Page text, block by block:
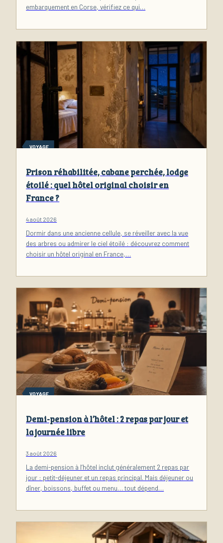
embarquement en Corse, vérifiez ce qui…
VOYAGE
Prison réhabilitée, cabane perchée, lodge
étoilé : quel hôtel original choisir en
France ?
4 août 2026
Dormir dans une ancienne cellule, se réveiller avec la vue
des arbres ou admirer le ciel étoilé : découvrez comment
choisir un hôtel original en France,…
VOYAGE
Demi-pension à l’hôtel : 2 repas par jour et
la journée libre
3 août 2026
La demi-pension à l’hôtel inclut généralement 2 repas par
jour : petit-déjeuner et un repas principal. Mais déjeuner ou
dîner, boissons, buffet ou menu… tout dépend…